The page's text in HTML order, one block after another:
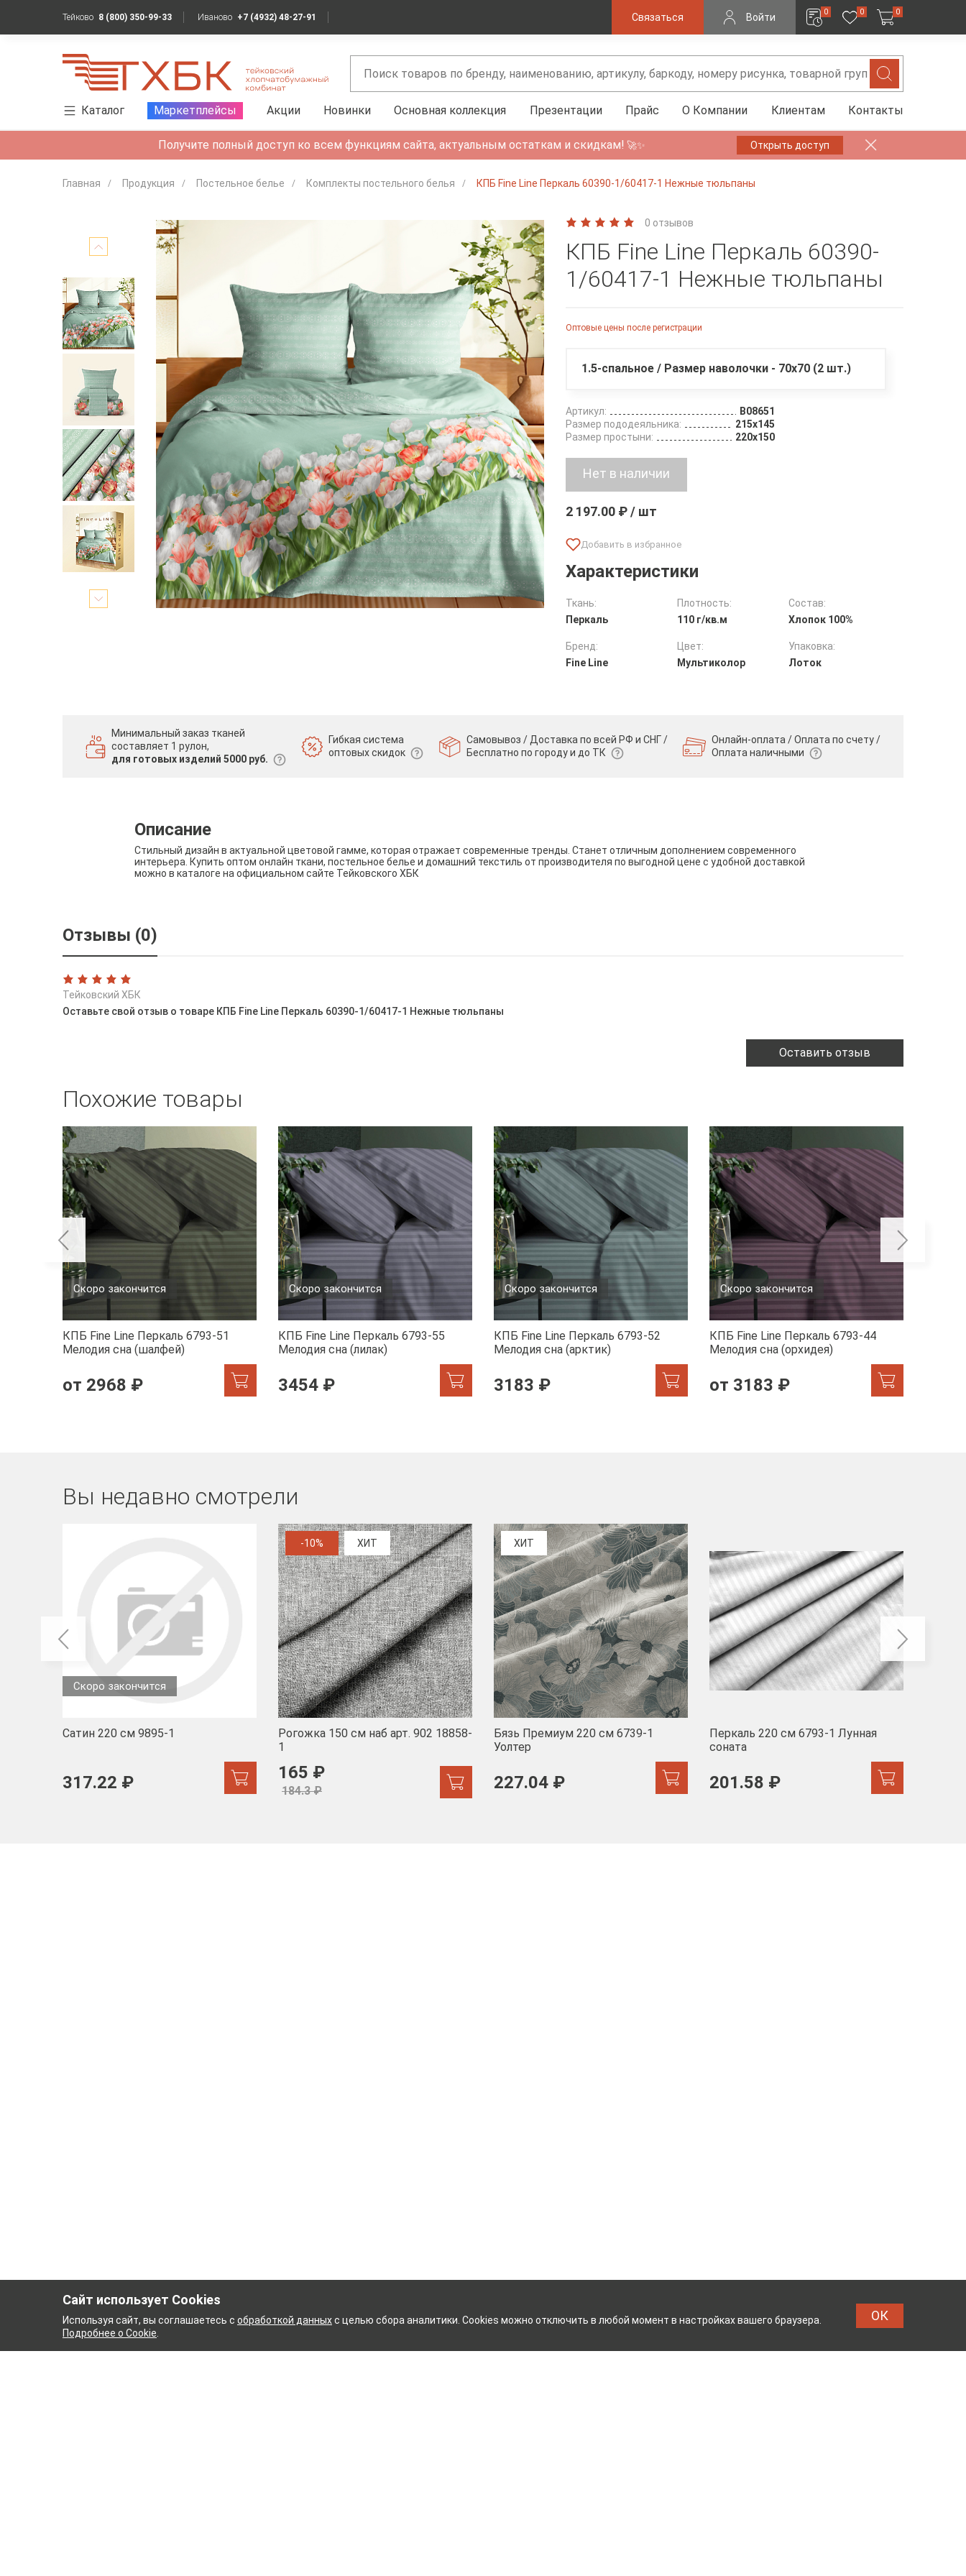
Тейково 8 (800) 350-99-33 Иваново +7 (4932) 48-27-91 Связаться Войти 0 0 0
Каталог Маркетплейсы Акции Новинки Основная коллекция Презентации Прайс О Компании Клиентам Контакты
Получите полный доступ ко всем функциям сайта, актуальным остаткам и скидкам! 🚀✨ Открыть доступ
Главная Продукция Постельное белье Комплекты постельного белья КПБ Fine Line Перкаль 60390-1/60417-1 Нежные тюльпаны
0 отзывов
КПБ Fine Line Перкаль 60390-
1/60417-1 Нежные тюльпаны
Оптовые цены после регистрации
1.5-спальное / Размер наволочки - 70х70 (2 шт.)
Артикул:
B08651
Размер пододеяльника:
215х145
Размер простыни:
220х150
Нет в наличии
2 197.00 ₽ / шт
Характеристики
Ткань:
Перкаль
Плотность:
110 г/кв.м
Состав:
Хлопок 100%
Бренд:
Fine Line
Цвет:
Мультиколор
Упаковка:
Лоток
Минимальный заказ тканей
составляет 1 рулон,
для готовых изделий 5000 руб.
Гибкая система
оптовых скидок
Самовывоз / Доставка по всей РФ и СНГ /
Бесплатно по городу и до ТК
Онлайн-оплата / Оплата по счету /
Оплата наличными
Описание
Стильный дизайн в актуальной цветовой гамме, которая отражает современные тренды. Станет отличным дополнением современного
интерьера. Купить оптом онлайн ткани, постельное белье и домашний текстиль от производителя по выгодной цене с удобной доставкой
можно в каталоге на официальном сайте Тейковского ХБК
Отзывы (0)
Тейковский ХБК
Оставьте свой отзыв о товаре КПБ Fine Line Перкаль 60390-1/60417-1 Нежные тюльпаны
Оставить отзыв
Похожие товары
Скоро закончится
КПБ Fine Line Перкаль 6793-51
Мелодия сна (шалфей)
от 2968 ₽
Скоро закончится
КПБ Fine Line Перкаль 6793-55
Мелодия сна (лилак)
3454 ₽
Скоро закончится
КПБ Fine Line Перкаль 6793-52
Мелодия сна (арктик)
3183 ₽
Скоро закончится
КПБ Fine Line Перкаль 6793-44
Мелодия сна (орхидея)
от 3183 ₽
Вы недавно смотрели
Скоро закончится
Сатин 220 см 9895-1
317.22 ₽
-10% ХИТ
Рогожка 150 см наб арт. 902 18858-
1
165 ₽
184.3 ₽
ХИТ
Бязь Премиум 220 см 6739-1
Уолтер
227.04 ₽
Перкаль 220 см 6793-1 Лунная
соната
201.58 ₽
Сайт использует Cookies
Используя сайт, вы соглашаетесь с обработкой данныхс целью сбора аналитики. Cookies можно отключить в любой момент в настройках вашего браузера.
Подробнее о Cookie
ОК